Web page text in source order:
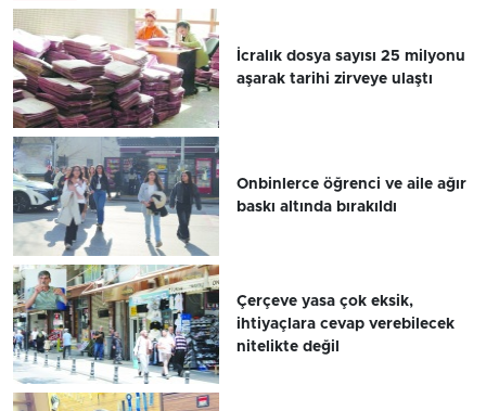
İcralık dosya sayısı 25 milyonu
aşarak tarihi zirveye ulaştı
Onbinlerce öğrenci ve aile ağır
baskı altında bırakıldı
Çerçeve yasa çok eksik,
ihtiyaçlara cevap verebilecek
nitelikte değil